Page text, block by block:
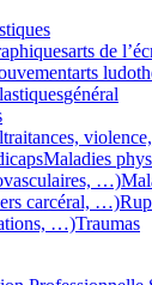
arts de
arts
général
Maladies
…)
carcéral, …)
…)Traumas